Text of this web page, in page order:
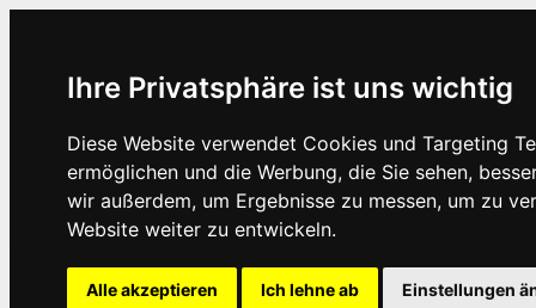
Ihre Privatsphäre ist uns wichtig
Diese Website verwendet Cookies und Targeting
ermöglichen und die Werbung, die Sie sehen,
wir außerdem, um Ergebnisse zu messen, um zu
Website weiter zu entwickeln.
Alle akzeptieren Ich lehne ab Einstellungen